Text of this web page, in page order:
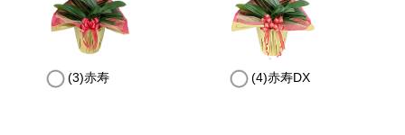
(3)赤寿 (4)赤寿DX